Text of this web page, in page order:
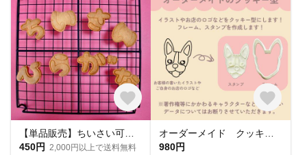
450円
2,000円以上で送料無料
980円